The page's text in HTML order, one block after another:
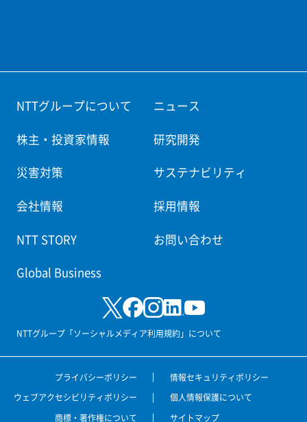
NTTグループについて ニュース
株主・投資家情報 研究開発
災害対策 サステナビリティ
会社情報 採用情報
NTT STORY お問い合わせ
Global Business
NTTグループ「ソーシャルメディア利用規約」について
プライバシーポリシー
情報セキュリティポリシー
ウェブアクセシビリティポリシー
個人情報保護について
商標・著作権について
サイトマップ